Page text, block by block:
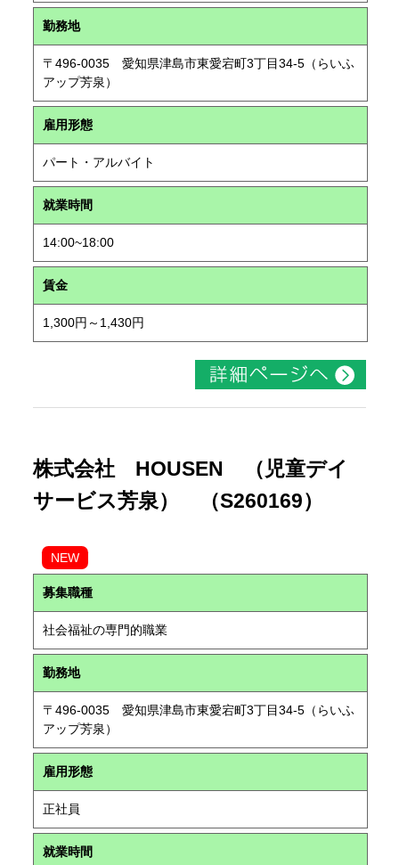
勤務地
〒496-0035 愛知県津島市東愛宕町3丁目34-5（らいふ
アップ芳泉）
雇用形態
パート・アルバイト
就業時間
14:00~18:00
賃金
1,300円～1,430円
株式会社 HOUSEN （児童デイ
サービス芳泉） （S260169）
NEW
募集職種
社会福祉の専門的職業
勤務地
〒496-0035 愛知県津島市東愛宕町3丁目34-5（らいふ
アップ芳泉）
雇用形態
正社員
就業時間